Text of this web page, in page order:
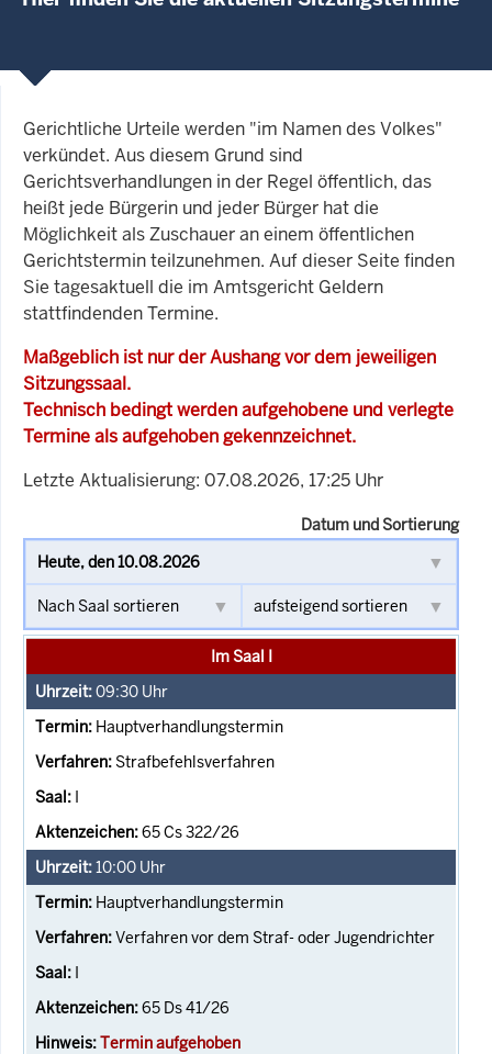
Gerichtliche Urteile werden "im Namen des Volkes"
verkündet. Aus diesem Grund sind
Gerichtsverhandlungen in der Regel öffentlich, das
heißt jede Bürgerin und jeder Bürger hat die
Möglichkeit als Zuschauer an einem öffentlichen
Gerichtstermin teilzunehmen. Auf dieser Seite finden
Sie tagesaktuell die im Amtsgericht Geldern
stattfindenden Termine.
Maßgeblich ist nur der Aushang vor dem jeweiligen
Sitzungssaal.
Technisch bedingt werden aufgehobene und verlegte
Termine als aufgehoben gekennzeichnet.
Letzte Aktualisierung: 07.08.2026, 17:25 Uhr
Datum und Sortierung
Im Saal I
09:30 Uhr
Hauptverhandlungstermin
Strafbefehlsverfahren
I
65 Cs 322/26
10:00 Uhr
Hauptverhandlungstermin
Verfahren vor dem Straf- oder Jugendrichter
I
65 Ds 41/26
Termin aufgehoben